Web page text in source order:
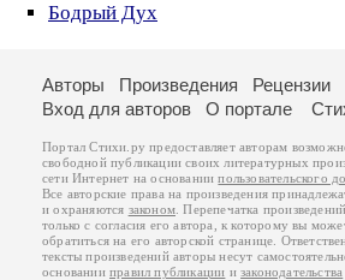
Бодрый Дух
Авторы Произведения Рецензии
Вход для авторов
О портале
Портал Стихи.ру предоставляет авторам
свободной публикации своих литературных
сети Интернет на основаниипользовательского
Все авторские права на произведения
и охраняются законом . Перепечатка
только с согласия его автора, к которому вы
обратиться на его авторской странице.
тексты произведений авторы несут
основанииправил публикации изаконодательства